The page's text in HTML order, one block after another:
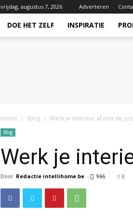
vrijdag, augustus 7, 2026 Adverteren
DOE HET ZELF INSPIRATIE
Home Blog Werk je interieur af met de
Blog
Werk je
Door Redactie intellihome.be - 966 0